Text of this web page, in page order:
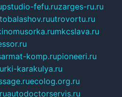
fefu.ruzarges-ru.ru
utrovortu.ru
mkcslava.ru
komp.rupioneeri.ru
karakulya.ru
ecolog.org.ru
autodoctorservis.ru